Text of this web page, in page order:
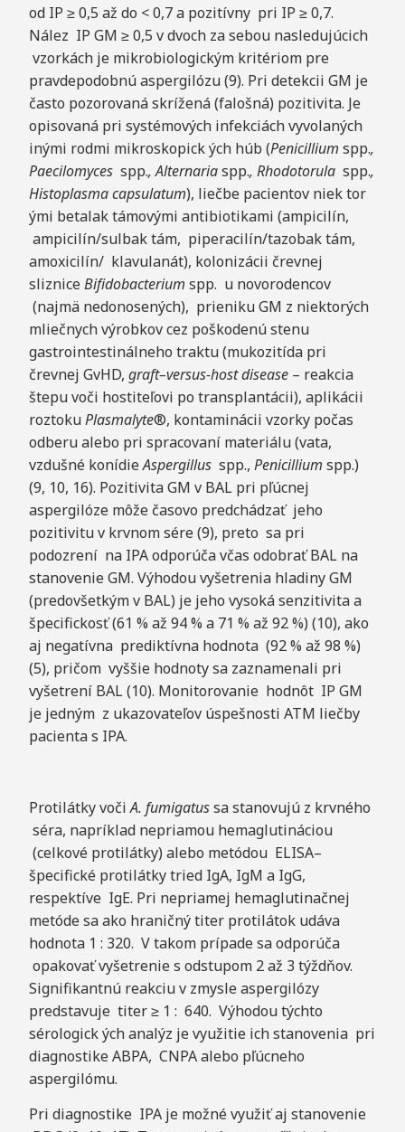
od IP ≥ 0,5 až do < 0,7 a pozitívny pri IP ≥ 0,7.
Nález IP GM ≥ 0,5 v dvoch za sebou nasledujúcich
vzorkách je mikrobiologickým kritériom pre
pravdepodobnú aspergilózu (9). Pri detekcii GM je
často pozorovaná skrížená (falošná) pozitivita. Je
opisovaná pri systémových infekciách vyvolaných
inými rodmi mikroskopick ých húb (Penicillium spp.,
Paecilomyces spp., Alternariaspp., Rhodotorula spp.,
Histoplasma capsulatum), liečbe pacientov niek tor
ými betalak támovými antibiotikami (ampicilín,
ampicilín/sulbak tám, piperacilín/tazobak tám,
amoxicilín/ klavulanát), kolonizácii črevnej
slizniceBifidobacterium spp. u novorodencov
(najmä nedonosených), prieniku GM z niektorých
mliečnych výrobkov cez poškodenú stenu
gastrointestinálneho traktu (mukozitída pri
črevnej GvHD, graft–versus-host disease – reakcia
štepu voči hostiteľovi po transplantácii), aplikácii
roztokuPlasmalyte®, kontaminácii vzorky počas
odberu alebo pri spracovaní materiálu (vata,
vzdušné konídieAspergillus spp., Penicillium spp.)
(9, 10, 16). Pozitivita GM v BAL pri pľúcnej
aspergilóze môže časovo predchádzať jeho
pozitivitu v krvnom sére (9), preto sa pri
podozrení na IPA odporúča včas odobrať BAL na
stanovenie GM. Výhodou vyšetrenia hladiny GM
(predovšetkým v BAL) je jeho vysoká senzitivita a
špecifickosť (61 % až 94 % a 71 % až 92 %) (10), ako
aj negatívna prediktívna hodnota (92 % až 98 %)
(5), pričom vyššie hodnoty sa zaznamenali pri
vyšetrení BAL (10). Monitorovanie hodnôt IP GM
je jedným z ukazovateľov úspešnosti ATM liečby
pacienta s IPA.
Protilátky vočiA. fumigatussa stanovujú z krvného
séra, napríklad nepriamou hemaglutináciou
(celkové protilátky) alebo metódou ELISA–
špecifické protilátky tried IgA, IgM a IgG,
respektíve IgE. Pri nepriamej hemaglutinačnej
metóde sa ako hraničný titer protilátok udáva
hodnota 1 : 320. V takom prípade sa odporúča
opakovať vyšetrenie s odstupom 2 až 3 týždňov.
Signifikantnú reakciu v zmysle aspergilózy
predstavuje titer ≥ 1 : 640. Výhodou týchto
sérologick ých analýz je využitie ich stanovenia pri
diagnostike ABPA, CNPA alebo pľúcneho
aspergilómu.
Pri diagnostike IPA je možné využiť aj stanovenie